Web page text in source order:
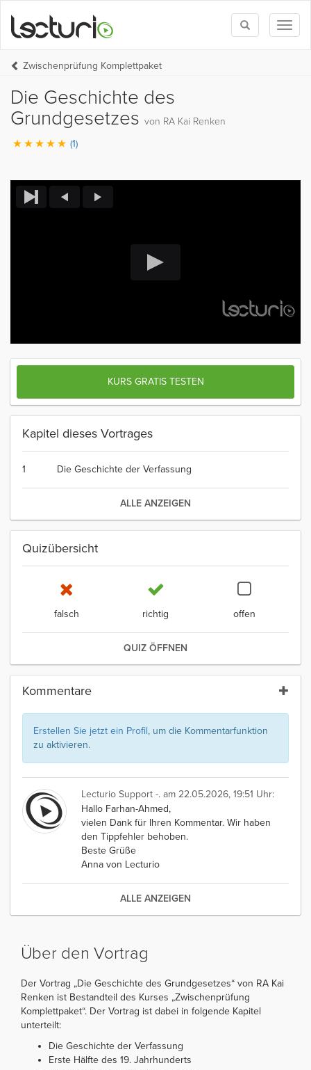
Toggle
search
Zwischenprüfung Komplettpaket
Die Geschichte des
Grundgesetzes von RA Kai Renken
(1)
KURS GRATIS TESTEN
Kapitel dieses Vortrages
1 Die Geschichte der Verfassung
ALLE ANZEIGEN
Quizübersicht
falsch richtig offen
QUIZ ÖFFNEN
Kommentare
Erstellen Sie jetzt ein Profil, um die Kommentarfunktion
zu aktivieren.
Lecturio Support -. am 22.05.2026, 19:51 Uhr:
Hallo Farhan-Ahmed,
vielen Dank für Ihren Kommentar. Wir haben
den Tippfehler behoben.
Beste Grüße
Anna von Lecturio
ALLE ANZEIGEN
Über den Vortrag
Der Vortrag „Die Geschichte des Grundgesetzes“ von RA Kai
Renken ist Bestandteil des Kurses „Zwischenprüfung
Komplettpaket“. Der Vortrag ist dabei in folgende Kapitel
unterteilt:
Die Geschichte der Verfassung
Erste Hälfte des 19. Jahrhunderts